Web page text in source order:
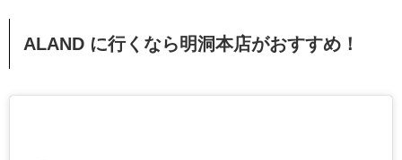
ALAND に行くなら明洞本店がおすすめ！